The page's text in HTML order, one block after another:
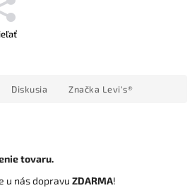
Diskusia Značka Levi's®
tovaru.
u nás dopravu ZDARMA!